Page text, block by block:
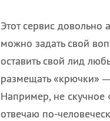
Этот сервис
можно задать свой
оставить свой лид
размещать «крючки»
Например, не скучное
отвечаю по-